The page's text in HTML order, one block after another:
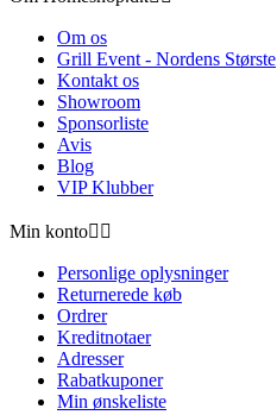
Om os
Grill Event - Nordens Største
Kontakt os
Showroom
Sponsorliste
Avis
Blog
VIP Klubber
Min konto 
Personlige oplysninger
Returnerede køb
Ordrer
Kreditnotaer
Adresser
Rabatkuponer
Min ønskeliste